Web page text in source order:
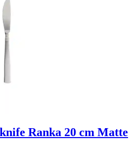
Ranka 20 cm Matte